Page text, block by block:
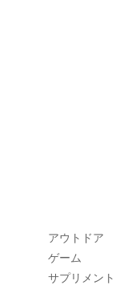
アウトドア
ゲーム
サプリメント